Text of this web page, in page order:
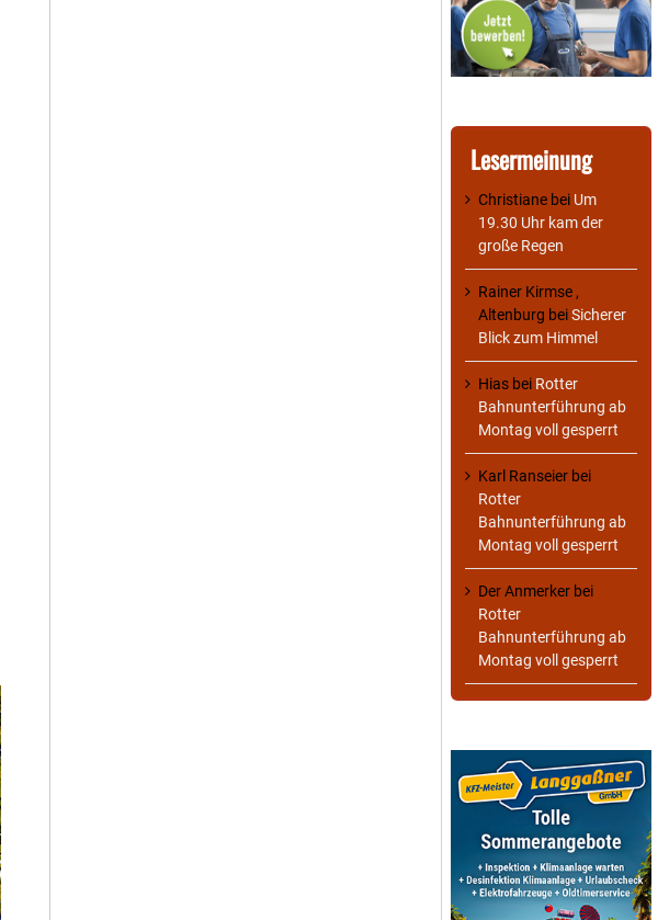
Lesermeinung
Christiane bei Um
19.30 Uhr kam der
große Regen
Rainer Kirmse ,
Altenburg beiSicherer
Blick zum Himmel
Hias bei Rotter
Bahnunterführung ab
Montag voll gesperrt
Karl Ranseier bei
Rotter
Bahnunterführung ab
Montag voll gesperrt
Der Anmerker bei
Rotter
Bahnunterführung ab
Montag voll gesperrt